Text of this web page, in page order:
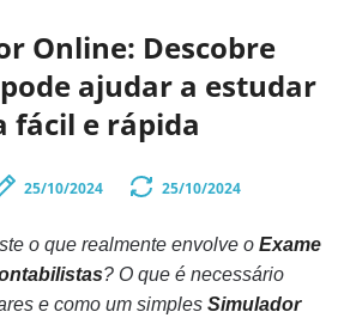
Online: Descobre
ajudar a estudar
fácil e rápida
25/10/2024 25/10/2024
o que realmente envolve o Exame
? O que é necessário
e como um simples Simulador